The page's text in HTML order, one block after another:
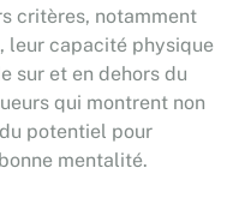
critères, notamment
leur capacité physique
sur et en dehors du
qui montrent non
potentiel pour
mentalité.